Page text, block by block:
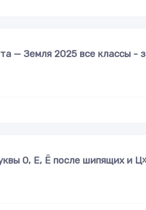
— Земля 2025 все классы -
О, Е, Ё после шипящих и